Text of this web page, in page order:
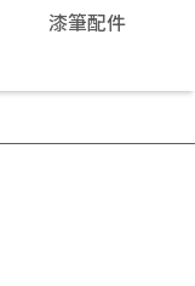
漆筆配件